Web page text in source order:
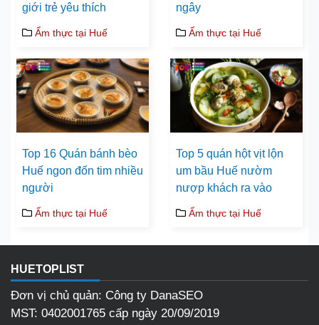
giới trẻ yêu thích
Ẩm thực tại Huế
ngây
Ẩm thực tại Huế
Top 16 Quán bánh bèo
Huế ngon đốn tim nhiều
người
Ẩm thực tại Huế
Top 5 quán hột vịt lộn
um bầu Huế nườm
nượp khách ra vào
Ẩm thực tại Huế
HUETOPLIST
Đơn vị chủ quản: Công ty DanaSEO
MST: 0402001765 cấp ngày 20/09/2019